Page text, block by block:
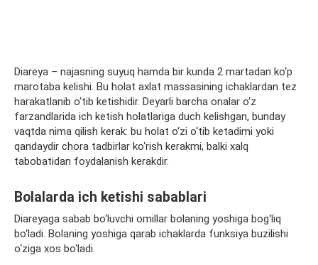
Diareya – najasning suyuq hamda bir kunda 2 martadan ko‘p
marotaba kelishi. Bu holat axlat massasining ichaklardan tez
harakatlanib o‘tib ketishidir. Deyarli barcha onalar o‘z
farzandlarida ich ketish holatlariga duch kelishgan, bunday
vaqtda nima qilish kerak: bu holat o‘zi o‘tib ketadimi yoki
qandaydir chora tadbirlar ko‘rish kerakmi, balki xalq
tabobatidan foydalanish kerakdir.
Bolalarda ich ketishi sabablari
Diareyaga sabab bo‘luvchi omillar bolaning yoshiga bog‘liq
bo‘ladi. Bolaning yoshiga qarab ichaklarda funksiya buzilishi
o‘ziga xos bo‘ladi.